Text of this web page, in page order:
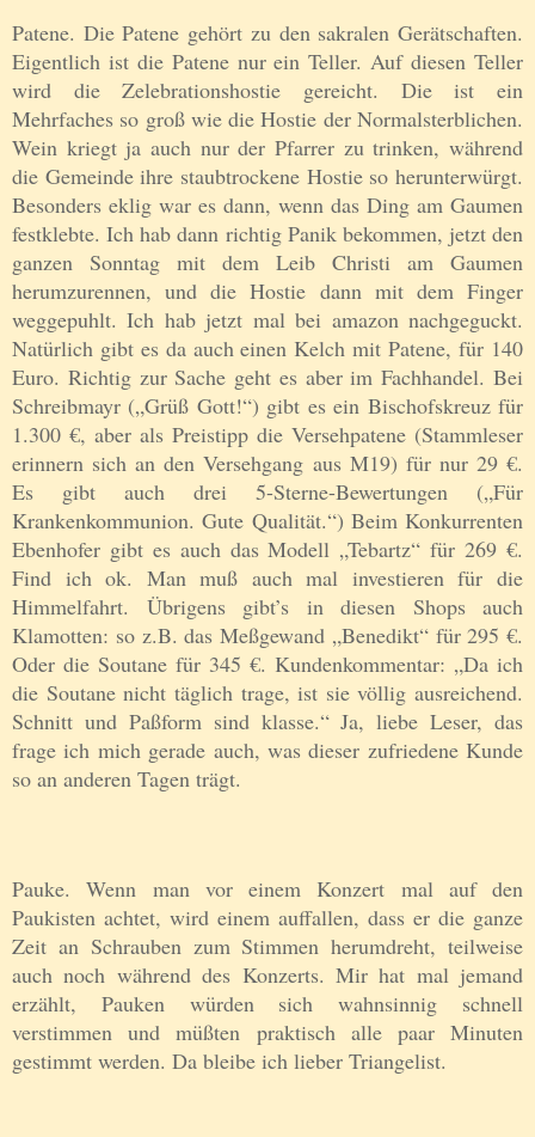
Patene. Die Patene gehört zu den sakralen Gerätschaften.
Eigentlich ist die Patene nur ein Teller. Auf diesen Teller
wird die Zelebrationshostie gereicht. Die ist ein
Mehrfaches so groß wie die Hostie der Normalsterblichen.
Wein kriegt ja auch nur der Pfarrer zu trinken, während
die Gemeinde ihre staubtrockene Hostie so herunterwürgt.
Besonders eklig war es dann, wenn das Ding am Gaumen
festklebte. Ich hab dann richtig Panik bekommen, jetzt den
ganzen Sonntag mit dem Leib Christi am Gaumen
herumzurennen, und die Hostie dann mit dem Finger
weggepuhlt. Ich hab jetzt mal bei amazon nachgeguckt.
Natürlich gibt es da auch einen Kelch mit Patene, für 140
Euro. Richtig zur Sache geht es aber im Fachhandel. Bei
Schreibmayr („Grüß Gott!“) gibt es ein Bischofskreuz für
1.300 €, aber als Preistipp die Versehpatene (Stammleser
erinnern sich an den Versehgang aus M19) für nur 29 €.
Es gibt auch drei 5-Sterne-Bewertungen („Für
Krankenkommunion. Gute Qualität.“) Beim Konkurrenten
Ebenhofer gibt es auch das Modell „Tebartz“ für 269 €.
Find ich ok. Man muß auch mal investieren für die
Himmelfahrt. Übrigens gibt’s in diesen Shops auch
Klamotten: so z.B. das Meßgewand „Benedikt“ für 295 €.
Oder die Soutane für 345 €. Kundenkommentar: „Da ich
die Soutane nicht täglich trage, ist sie völlig ausreichend.
Schnitt und Paßform sind klasse.“ Ja, liebe Leser, das
frage ich mich gerade auch, was dieser zufriedene Kunde
so an anderen Tagen trägt.
Pauke. Wenn man vor einem Konzert mal auf den
Paukisten achtet, wird einem auffallen, dass er die ganze
Zeit an Schrauben zum Stimmen herumdreht, teilweise
auch noch während des Konzerts. Mir hat mal jemand
erzählt, Pauken würden sich wahnsinnig schnell
verstimmen und müßten praktisch alle paar Minuten
gestimmt werden. Da bleibe ich lieber Triangelist.